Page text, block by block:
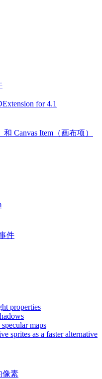
for 4.1
Canvas Item（画布项）
件
properties
maps
sprites as a faster alternative
像素